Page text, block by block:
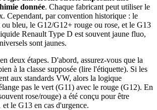
donnée. Chaque fabricant peut utiliser le
Cependant, par convention historique : le
ou bleu, le G12/G12+ rouge ou rose, et le G13
Renault Type D est souvent jaune fluo,
sont jaunes.
deux étapes. D'abord, assurez-vous que la
à la classe supposée (lire l'étiquette). Si les
aux standards VW, alors la logique
pas le vert (G11) avec le rouge (G12). En
rose/rouge) a été conçu pour être
le G13 en cas d'urgence.